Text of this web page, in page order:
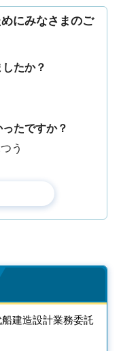
にみなさまのご
たか？
たですか？
う
建造設計業務委託